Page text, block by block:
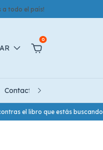
a todo el país!
AR
0
Contacto
el libro que estás buscando,